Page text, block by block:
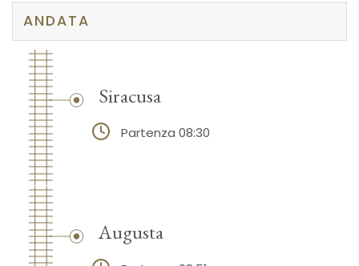
ANDATA
Siracusa
Partenza 08:30
Augusta